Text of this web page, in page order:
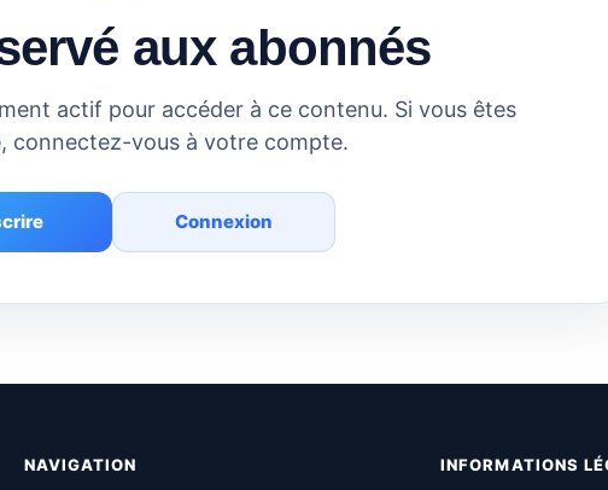
aux abonnés
actif pour accéder à ce contenu. Si vous êtes
connectez-vous à votre compte.
Connexion
NAVIGATION INFORMATIONS